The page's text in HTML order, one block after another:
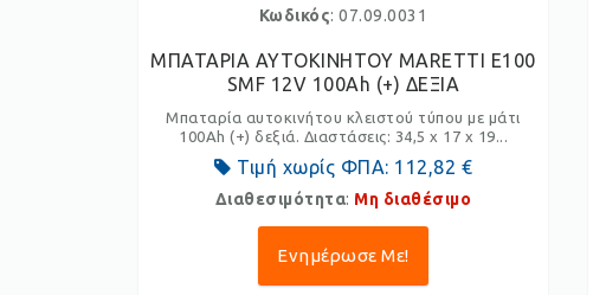
Κωδικός: 07.09.0031
ΜΠΑΤΑΡΙΑ ΑΥΤΟΚΙΝΗΤΟΥ MARETTI E100
SMF 12V 100Ah (+) ΔΕΞΙΑ
Μπαταρία αυτοκινήτου κλειστού τύπου με μάτι
100Ah (+) δεξιά. Διαστάσεις: 34,5 x 17 x 19...
Τιμή χωρίς ΦΠΑ: 112,82 €
Διαθεσιμότητα: Μη διαθέσιμο
Ενημέρωσε Με!